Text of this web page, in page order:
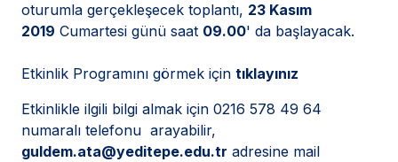
oturumla gerçekleşecek toplantı, 23 Kasım
2019 Cumartesi günü saat 09.00' da başlayacak.
Etkinlik Programını görmek için tıklayınız
Etkinlikle ilgili bilgi almak için 0216 578 49 64
numaralı telefonu arayabilir,
guldem.ata@yeditepe.edu.tr adresine mail